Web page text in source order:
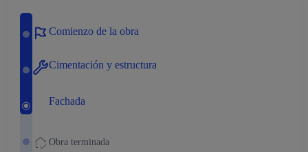
Comienzo de la obra
Cimentación y estructura
Fachada
Obra terminada